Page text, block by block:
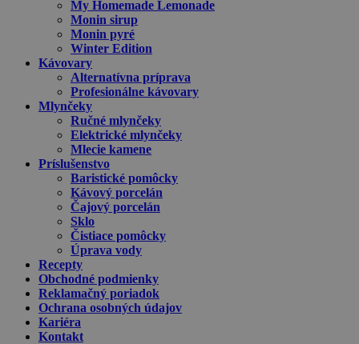
My Homemade Lemonade
Monin sirup
Monin pyré
Winter Edition
Kávovary
Alternatívna príprava
Profesionálne kávovary
Mlynčeky
Ručné mlynčeky
Elektrické mlynčeky
Mlecie kamene
Príslušenstvo
Baristické pomôcky
Kávový porcelán
Čajový porcelán
Sklo
Čistiace pomôcky
Úprava vody
Recepty
Obchodné podmienky
Reklamačný poriadok
Ochrana osobných údajov
Kariéra
Kontakt